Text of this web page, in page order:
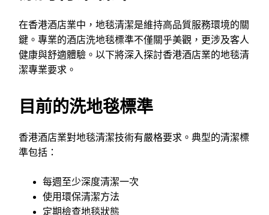
在香港酒店業中，地毯清潔是維持高品質服務環境的關
鍵。專業的酒店洗地毯標準不僅關乎美觀，更涉及客人
健康與舒適體驗。以下將深入探討香港酒店業的地毯清
潔專業要求。
目前的洗地毯標準
香港酒店業對地毯清潔技術有嚴格要求。典型的清潔標
準包括：
每週至少深度清潔一次
使用環保清潔方法
定期檢查地毯狀態